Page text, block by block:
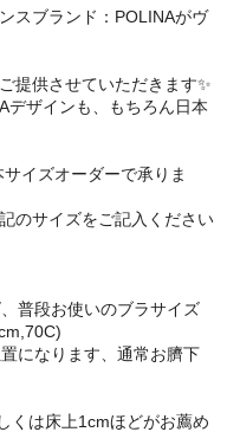
スブランド：POLINAがヴ
提供させていただきます✨
デザインも、もちろん日本
イズオーダーで承りま
のサイズをご記入ください
普段お使いのブラサイズ
になります、通常お臍下
くは床上1cmほどがお薦め